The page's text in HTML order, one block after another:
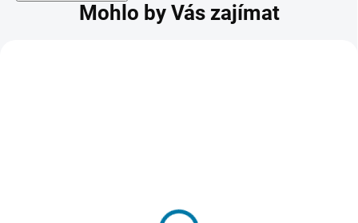
Mohlo by Vás zajímat